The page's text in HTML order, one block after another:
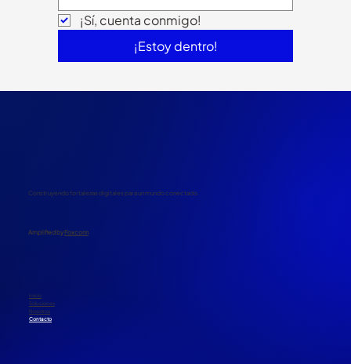
¡Sí, cuenta conmigo!
¡Estoy dentro!
Inicio
Soluciones
Nosotros
Contacto
Construyendo fortalezas digitales para un mundo conectado.
​Amplified by Foxconn